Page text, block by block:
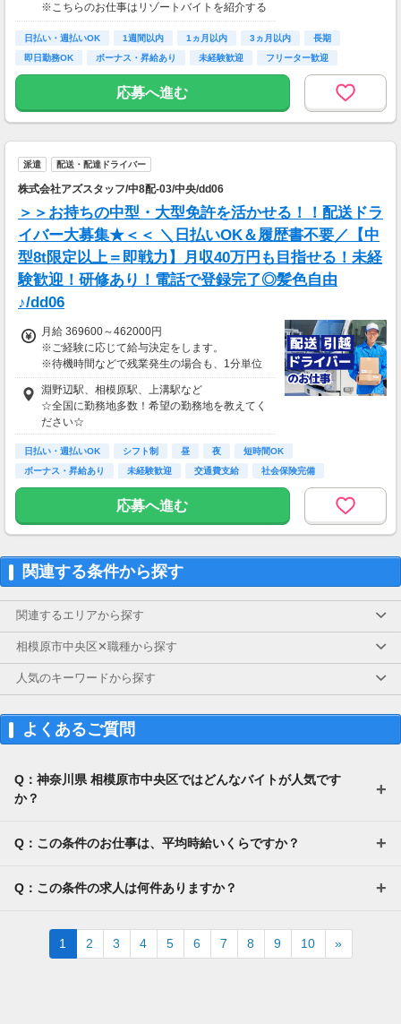
・食事無料
・往復交通費支給（上限あり）
※勤務地による
生活費がかからないので、働いた分のほとんど
を貯金にまわすことができます！
▼月収例
27万6,575円
＝(時給1,300円×8h＋残業1h)×23日
▼貯金の目安
＜リゾートバイト＞
住まい ：無料
水道光熱費：無料
Wi-Fi代 ：無料
食費 ：無料
スマホ ：0.5万円
社会保険 ：3万円
-----------------------
支出合計 ：5万円
→毎月20万円程度の貯金が目指せます！
短期でお金を貯めたい方にはピッタリ！
※こちらのお仕事はリゾートバイトを紹介する
募集となっており実際に募集がある勤務地と異
なる場合がございます。
カウンセリングでご希望条件をお伺いし、全国
からお仕事をご案内いたします。※ご自宅から
★お仕事開始までの流れ★
日払い・週払いOK 1週間以内 1ヵ月以内 3ヵ月以内
長期
即日勤務OK
ボーナス・昇給あり 未経験歓迎 フリーター歓迎
応募へ進む
派遣 配送・配達ドライバー
株式会社アズスタッフ/中8配-03/中央/dd06
＞＞お持ちの中型・大型免許を活かせる！！配送ドラ
イバー大募集★＜＜ ＼日払いOK＆履歴書不要／【中
型8t限定以上＝即戦力】月収40万円も目指せる！未経
験歓迎！研修あり！電話で登録完了◎髪色自由
♪/dd06
月給 369600～462000円
※ご経験に応じて給与決定をします。
※待機時間などで残業発生の場合も、1分単位
で残業代をお支払いします！
※研修・研修時給については面談時にお伝えし
ます
＊交通費一部支給（案件による）
淵野辺駅、相模原駅、上溝駅など
☆全国に勤務地多数！希望の勤務地を教えてく
ださい☆
日払い・週払いOK シフト制 昼 夜
短時間OK
ボーナス・昇給あり
未経験歓迎 交通費支給 社会保険完備
応募へ進む
関連する条件から探す
関連するエリアから探す
相模原市中央区✕職種から探す
人気のキーワードから探す
よくあるご質問
Q：神奈川県 相模原市中央区ではどんなバイトが人気です
か？
Q：この条件のお仕事は、平均時給いくらですか？
Q：この条件の求人は何件ありますか？
1 2 3 4 5 6 7 8 9 10 »Next